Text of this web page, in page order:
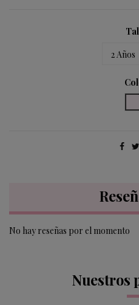
No hay reseñas por el momento
Nuestros